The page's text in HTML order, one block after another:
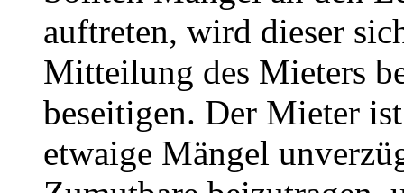
auftreten, wird dieser
Mitteilung des Mieters
beseitigen. Der Mieter
etwaige Mängel